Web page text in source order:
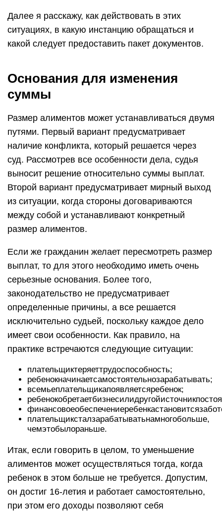
Далее я расскажу, как действовать в этих
ситуациях, в какую инстанцию обращаться и
какой следует предоставить пакет документов.
Основания для изменения
суммы
Размер алиментов может устанавливаться двумя
путями. Первый вариант предусматривает
наличие конфликта, который решается через
суд. Рассмотрев все особенности дела, судья
выносит решение относительно суммы выплат.
Второй вариант предусматривает мирный выход
из ситуации, когда стороны договариваются
между собой и устанавливают конкретный
размер алиментов.
Если же гражданин желает пересмотреть размер
выплат, то для этого необходимо иметь очень
серьезные основания. Более того,
законодательство не предусматривает
определенные причины, а все решается
исключительно судьей, поскольку каждое дело
имеет свои особенности. Как правило, на
практике встречаются следующие ситуации:
плательщиктеряеттрудоспособность;
ребенокначинаетсамостоятельнозарабатывать;
всемьеплательщикапоявляетсяребенок;
плательщиксталзарабатыватьнамногобольше,
чемэтобылораньше.
Итак, если говорить в целом, то уменьшение
алиментов может осуществляться тогда, когда
ребенок в этом больше не требуется. Допустим,
он достиг 16-летия и работает самостоятельно,
при этом его доходы позволяют себя